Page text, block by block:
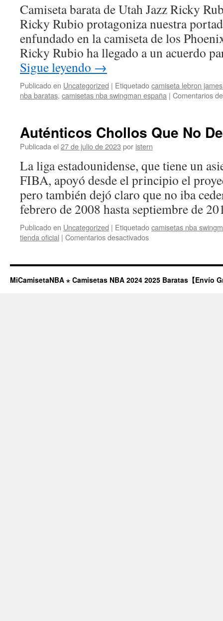
Camiseta barata de Utah Jazz Ricky
Ricky Rubio protagoniza nuestra
enfundado en la camiseta de los
Ricky Rubio ha llegado a un acuerdo
Sigue leyendo →
Publicado en Uncategorized | Etiquetadocamiseta lebron
nba baratas, camisetas nba swingman españa | Comentarios
Auténticos Chollos Que No
Publicada el 27 de julio de 2023 por istern
La liga estadounidense, que tiene un
FIBA, apoyó desde el principio el
pero también dejó claro que no iba
febrero de 2008 hasta septiembre de
Publicado en Uncategorized | Etiquetadocamisetas nba
tienda oficial | Comentarios desactivadosen
Que
No
MiCamisetaNBA ⋆ Camisetas NBA 2024 2025 Baratas【Envío